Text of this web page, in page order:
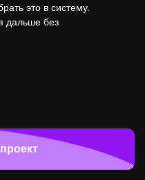
это в систему.
дальше без